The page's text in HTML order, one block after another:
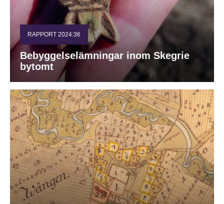
RAPPORT 2024:36
Bebyggelselämningar inom Skegrie
bytomt